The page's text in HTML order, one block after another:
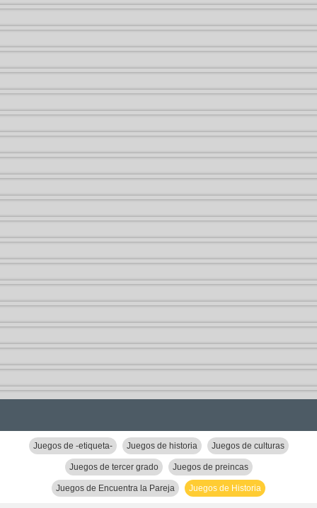
Juegos de -etiqueta- Juegos de historia Juegos de culturas
Juegos de tercer grado Juegos de preincas
Juegos de Encuentra la Pareja Juegos de Historia